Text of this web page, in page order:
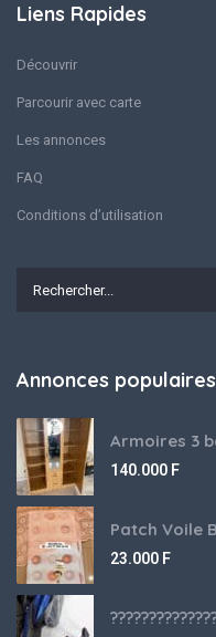
Liens Rapides
Découvrir
Parcourir avec carte
Les annonces
FAQ
Conditions d’utilisation
Annonces populaires
140.000 F
23.000 F